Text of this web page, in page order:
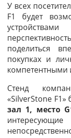
У всех
F1 будет
поделиться
покупках и
Стенд
«SilverStone F1»
зал 1, место